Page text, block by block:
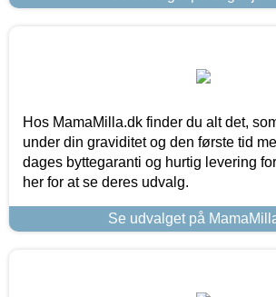
Hos MamaMilla.dk finder du alt det,
under din graviditet og den første tid
dages byttegaranti og hurtig levering
her for at se deres udvalg.
Se udvalget på